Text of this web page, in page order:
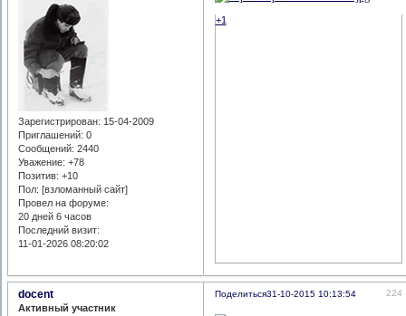
Зарегистрирован: 15-04-2009
Приглашений: 0
Сообщений: 2440
Уважение: +78
Позитив: +10
Пол: [взломанный сайт]
Провел на форуме:
20 дней 6 часов
Последний визит:
11-01-2026 08:20:02
+1
Поделиться 224
31-10-2015 10:13:54
docent
Активный участник